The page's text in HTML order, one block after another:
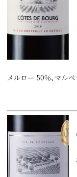
メルロー 50％、マル